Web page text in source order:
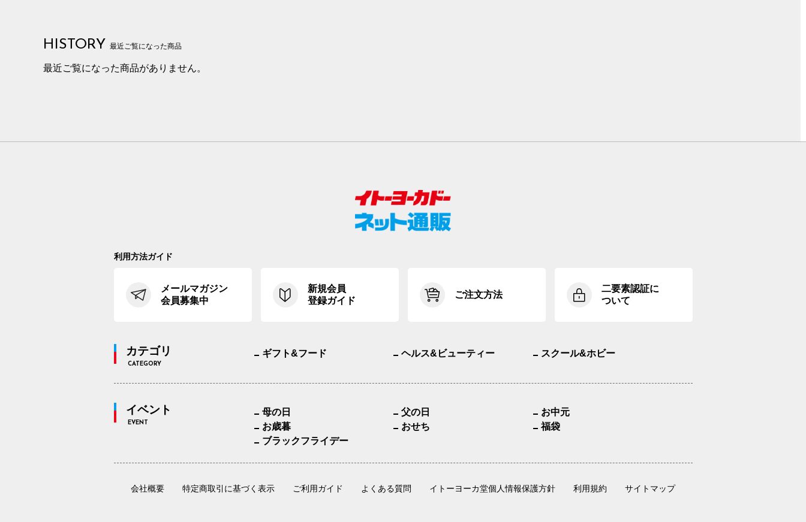
HISTORY 最近ご覧になった商品
最近ご覧になった商品がありません。
利用方法ガイド
メールマガジン
会員募集中
新規会員
登録ガイド
ご注文方法
二要素認証に
ついて
カテゴリ
CATEGORY
ギフト&フード ヘルス&ビューティー スクール&ホビー
イベント
EVENT
母の日 父の日
お中元
お歳暮
おせち
福袋
ブラックフライデー
会社概要 特定商取引に基づく表示 ご利用ガイド よくある質問 イトーヨーカ堂個人情報保護方針 利用規約 サイトマップ